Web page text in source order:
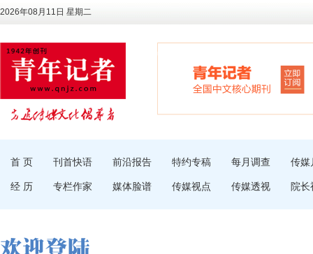
2026年08月11日 星期二
首 页 刊首快语 前沿报告 特约专稿 每月调查 传媒
经 历 专栏作家 媒体脸谱 传媒视点 传媒透视 院长